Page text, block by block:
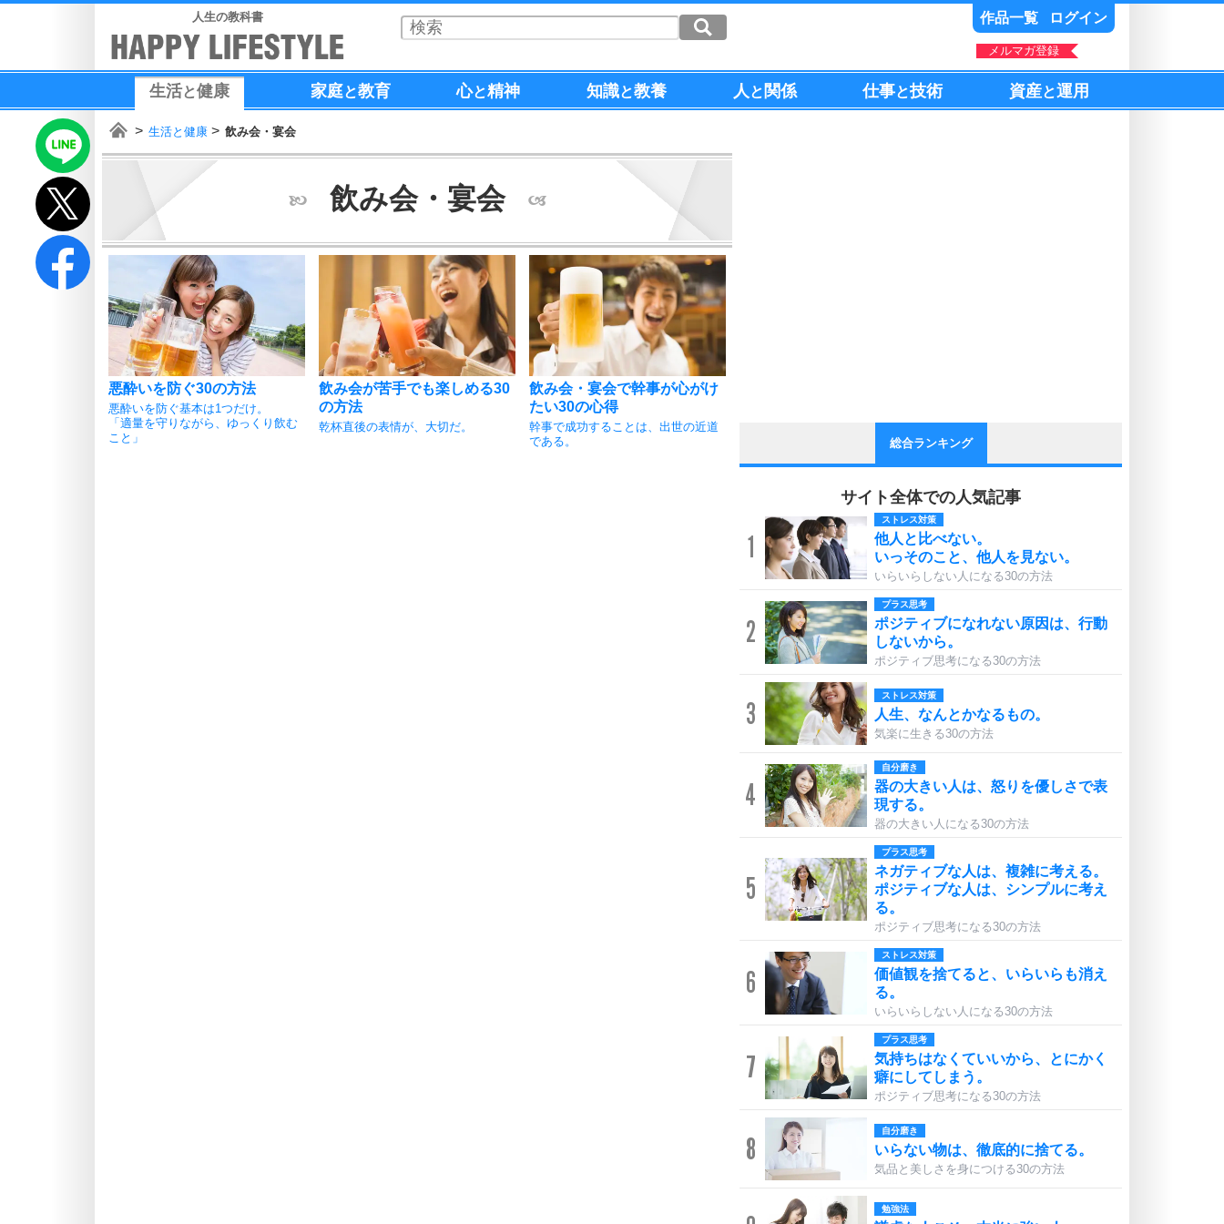
人生の教科書 作品一覧 ログイン
メルマガ登録
生活と健康 家庭と教育 心と精神 知識と教養 人と 関係 仕事と技術 資産と運用
生活と健康 飲み会・宴会
飲み会・宴会
悪酔いを防ぐ30の方法
悪酔いを防ぐ基本は1つだけ。
「適量を守りながら、ゆっくり飲む
こと」
飲み会が苦手でも楽しめる30
の方法
乾杯直後の表情が、大切だ。
飲み会・宴会で幹事が心がけ
たい30の心得
幹事で成功することは、出世の近道
である。
総合ランキング
サイト全体での人気記事
1
ストレス対策
他人と比べない。
いっそのこと、他人を見ない。
いらいらしない人になる30の方法
2
プラス思考
ポジティブになれない原因は、行動
しないから。
ポジティブ思考になる30の方法
3
ストレス対策
人生、なんとかなるもの。
気楽に生きる30の方法
4
自分磨き
器の大きい人は、怒りを優しさで表
現する。
器の大きい人になる30の方法
5
プラス思考
ネガティブな人は、複雑に考える。
ポジティブな人は、シンプルに考え
る。
ポジティブ思考になる30の方法
6
ストレス対策
価値観を捨てると、いらいらも消え
る。
いらいらしない人になる30の方法
7
プラス思考
気持ちはなくていいから、とにかく
癖にしてしまう。
ポジティブ思考になる30の方法
8
自分磨き
いらない物は、徹底的に捨てる。
気品と美しさを身につける30の方法
勉強法